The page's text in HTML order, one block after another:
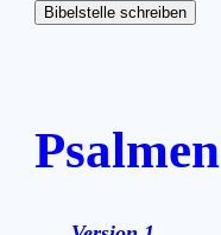
Psalmen